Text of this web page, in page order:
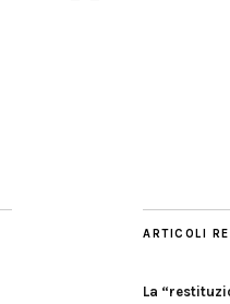
ARTICOLI
La